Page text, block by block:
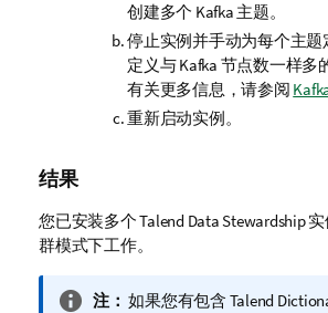
创建多个 Kafka 主题。
停止实例并手动为每个主
定义与 Kafka 节点数一样多
有关更多信息，请参阅
重新启动实例。
结果
您已安装多个Talend Data Stewardship实
群模式下工作。
信
注： 如果您有包含 Talend